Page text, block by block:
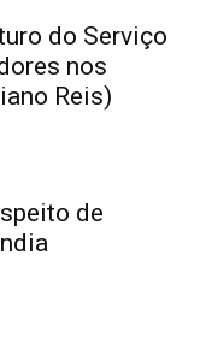
do Serviço
nos
Reis)
de